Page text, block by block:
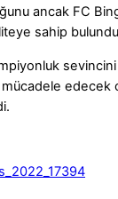
ancak FC
sahip
mücadele edecek